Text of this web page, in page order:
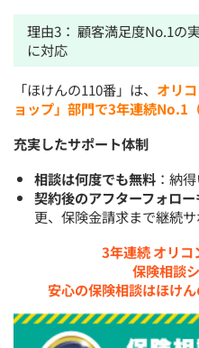
理由3： 顧客満足度No.1の
に対応
「ほけんの110番」は、 オリ
ョップ」部門で3年連続No.1
充実したサポート体制
相談は何度でも無料 ：納
契約後のアフターフォロ
更、保険金請求まで継続
3年連続 オリ
保険相談
安心の保険相談はほけ